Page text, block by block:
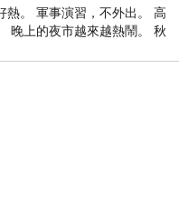
熱。 軍事演習，不外出。 高
晚上的夜市越來越熱鬧。 秋
消暑熱。。。